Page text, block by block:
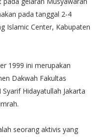
pada tanggal 2-4
Islamic Center, Kabupaten
1999 ini merupakan
Dakwah Fakultas
Hidayatullah Jakarta
seorang aktivis yang